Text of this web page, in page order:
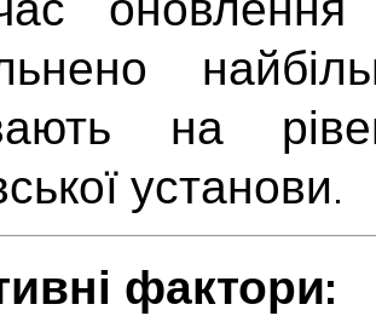
на
установи.
фактори: